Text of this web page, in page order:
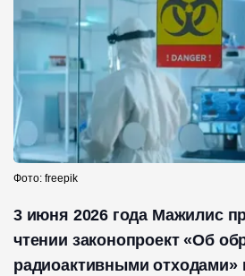
Фото: freepik
3 июня 2026 года Мажилис
чтении законопроект «Об
радиоактивными отходами»